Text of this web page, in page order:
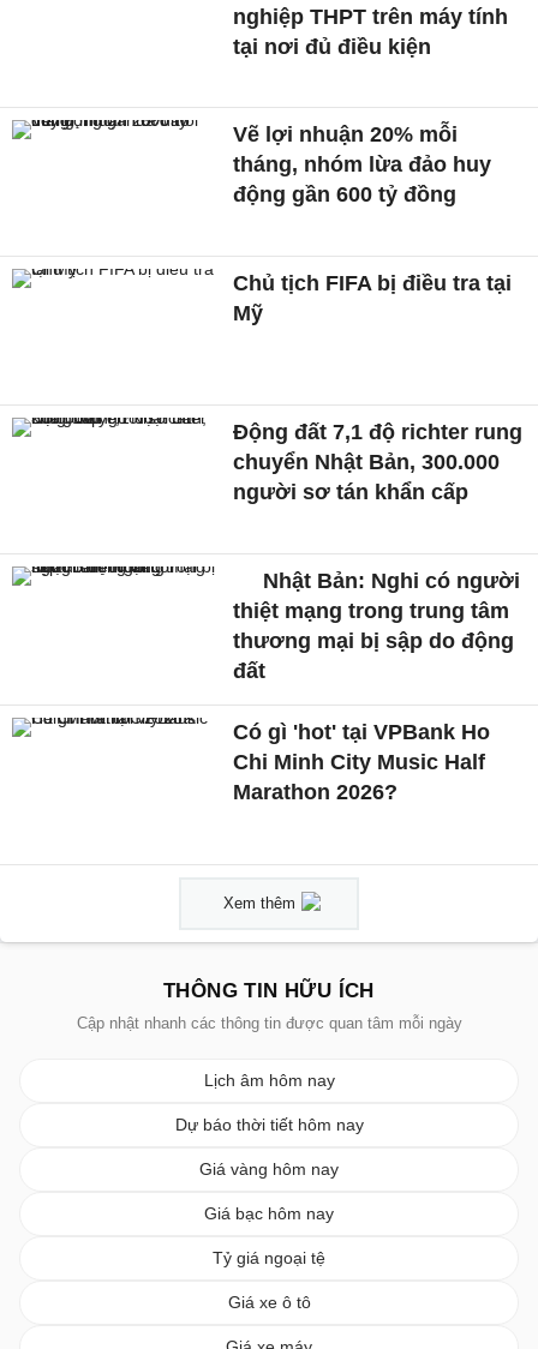
nghiệp THPT trên máy tính
tại nơi đủ điều kiện
Vẽ lợi nhuận 20% mỗi
tháng, nhóm lừa đảo huy
động gần 600 tỷ đồng
Chủ tịch FIFA bị điều tra tại
Mỹ
Động đất 7,1 độ richter rung
chuyển Nhật Bản, 300.000
người sơ tán khẩn cấp
Nhật Bản: Nghi có người
thiệt mạng trong trung tâm
thương mại bị sập do động
đất
Có gì 'hot' tại VPBank Ho
Chi Minh City Music Half
Marathon 2026?
Xem thêm
THÔNG TIN HỮU ÍCH
Cập nhật nhanh các thông tin được quan tâm mỗi ngày
Lịch âm hôm nay
Dự báo thời tiết hôm nay
Giá vàng hôm nay
Giá bạc hôm nay
Tỷ giá ngoại tệ
Giá xe ô tô